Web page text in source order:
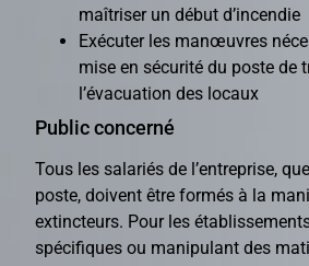
maîtriser un début d’incendie
Exécuter les manœuvres
mise en sécurité du poste de
l’évacuation des locaux
Public concerné
Tous les salariés de l’entreprise,
poste, doivent être formés à la
extincteurs. Pour les
spécifiques ou manipulant des